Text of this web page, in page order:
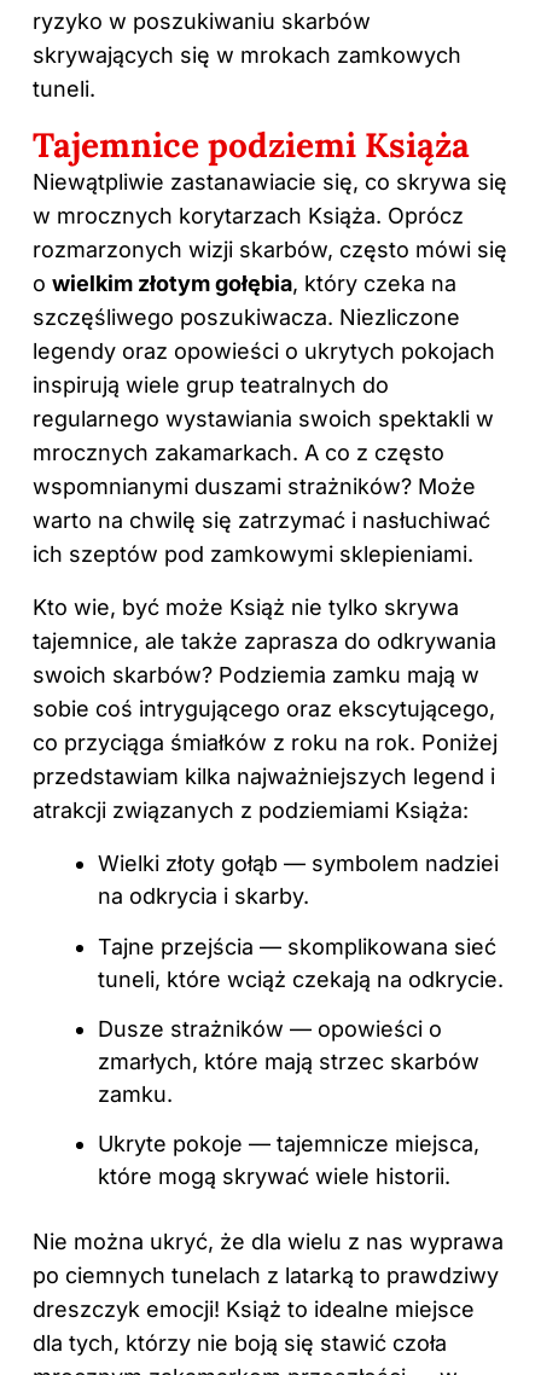
ryzyko w poszukiwaniu skarbów
skrywających się w mrokach zamkowych
tuneli.
Tajemnice podziemi Książa
Niewątpliwie zastanawiacie się, co skrywa się
w mrocznych korytarzach Książa. Oprócz
rozmarzonych wizji skarbów, często mówi się
o wielkim złotym gołębia, który czeka na
szczęśliwego poszukiwacza. Niezliczone
legendy oraz opowieści o ukrytych pokojach
inspirują wiele grup teatralnych do
regularnego wystawiania swoich spektakli w
mrocznych zakamarkach. A co z często
wspomnianymi duszami strażników? Może
warto na chwilę się zatrzymać i nasłuchiwać
ich szeptów pod zamkowymi sklepieniami.
Kto wie, być może Książ nie tylko skrywa
tajemnice, ale także zaprasza do odkrywania
swoich skarbów? Podziemia zamku mają w
sobie coś intrygującego oraz ekscytującego,
co przyciąga śmiałków z roku na rok. Poniżej
przedstawiam kilka najważniejszych legend i
atrakcji związanych z podziemiami Książa:
Wielki złoty gołąb — symbolem nadziei
na odkrycia i skarby.
Tajne przejścia — skomplikowana sieć
tuneli, które wciąż czekają na odkrycie.
Dusze strażników — opowieści o
zmarłych, które mają strzec skarbów
zamku.
Ukryte pokoje — tajemnicze miejsca,
które mogą skrywać wiele historii.
Nie można ukryć, że dla wielu z nas wyprawa
po ciemnych tunelach z latarką to prawdziwy
dreszczyk emocji! Książ to idealne miejsce
dla tych, którzy nie boją się stawić czoła